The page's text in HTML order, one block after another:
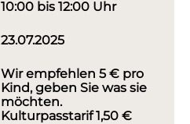
10:00 bis 12:00 Uhr
23.07.2025
Wir empfehlen 5 € pro
Kind, geben Sie was sie
möchten.
Kulturpasstarif 1,50 €